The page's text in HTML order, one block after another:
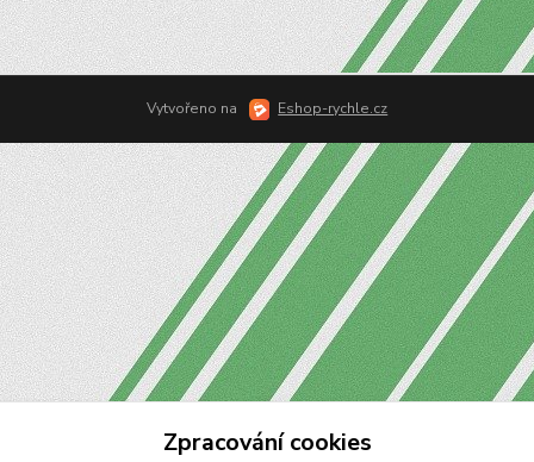
Vytvořeno na Eshop-rychle.cz
Zpracování cookies